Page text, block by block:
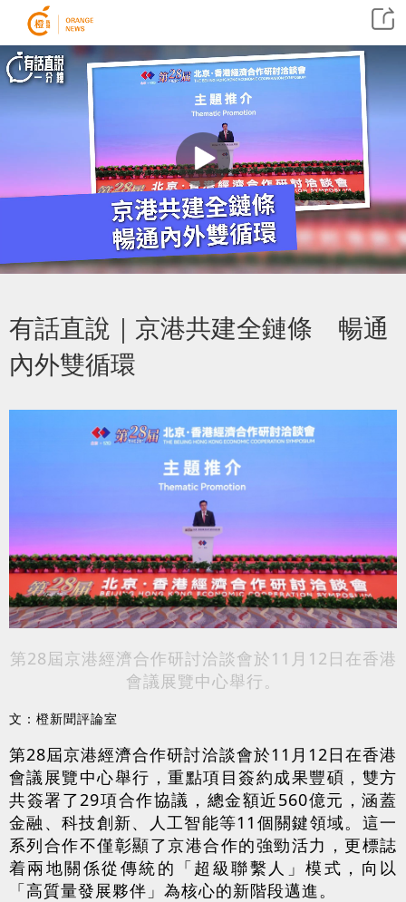
有話直說｜京港共建全鏈條 暢通
內外雙循環
第28屆京港經濟合作研討洽談會於11月12日在香港
會議展覽中心舉行。
文：橙新聞評論室
第28屆京港經濟合作研討洽談會於11月12日在香港
會議展覽中心舉行，重點項目簽約成果豐碩，雙方
共簽署了29項合作協議，總金額近560億元，涵蓋
金融、科技創新、人工智能等11個關鍵領域。這一
系列合作不僅彰顯了京港合作的強勁活力，更標誌
着兩地關係從傳統的「超級聯繫人」模式，向以
「高質量發展夥伴」為核心的新階段邁進。